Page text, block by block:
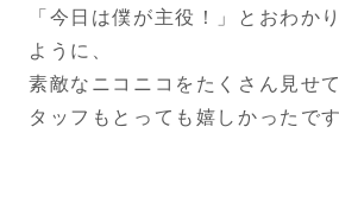
「今日は僕が主役！」とおわか
ように、
素敵なニコニコをたくさん見せ
タッフもとっても嬉しかったです